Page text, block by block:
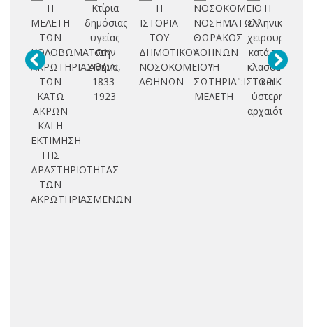
Η
ΜΕΛΕΤΗ
ΤΩΝ
ΚΟΛΟΒΩΜΑΤΩΝ
ΑΚΡΩΤΗΡΙΑΣΜΩΝ
ΤΩΝ
ΚΑΤΩ
ΑΚΡΩΝ
ΚΑΙ Η
ΕΚΤΙΜΗΣΗ
ΤΗΣ
ΔΡΑΣΤΗΡΙΟΤΗΤΑΣ
ΤΩΝ
ΑΚΡΩΤΗΡΙΑΣΜΕΝΩΝ
Κτίρια
δημόσιας
υγείας
στην
Αθήνα,
1833-
1923
Η
ΙΣΤΟΡΙΑ
ΤΟΥ
ΔΗΜΟΤΙΚΟΥ
ΝΟΣΟΚΟΜΕΙΟΥ
ΑΘΗΝΩΝ
ΝΟΣΟΚΟΜΕΙΟ
ΝΟΣΗΜΑΤΩΝ
ΘΩΡΑΚΟΣ
ΑΘΗΝΩΝ
"Η
ΣΩΤΗΡΙΑ":ΙΣΤΟΡΙΚΗ
ΜΕΛΕΤΗ
Η
ελληνική
χειρουργική
κατά την
κλασσική
και
ύστερη
αρχαιότητα